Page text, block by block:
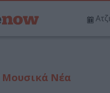
Μουσικά Νέα